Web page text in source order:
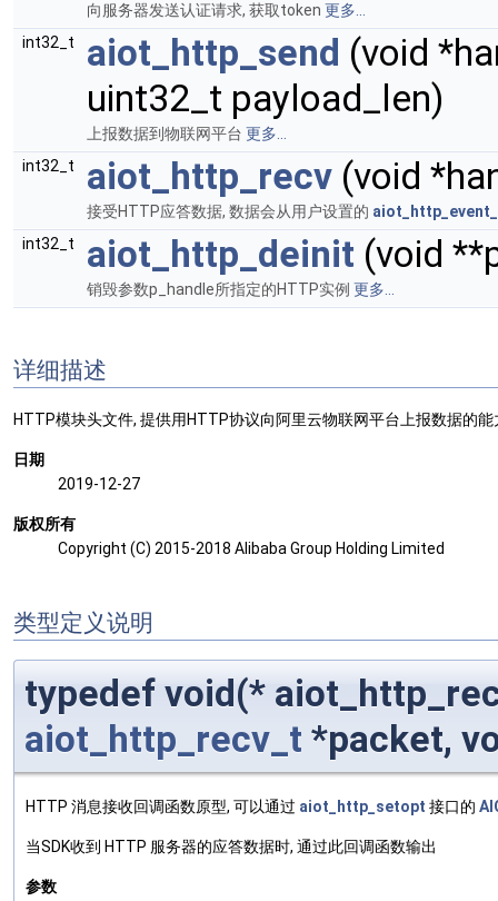
向服务器发送认证请求, 获取token 更多...
int32_t
aiot_http_send (void
uint32_t payload_len)
上报数据到物联网平台 更多...
int32_t
aiot_http_recv (void
接受HTTP应答数据, 数据会从用户设置的
int32_t
aiot_http_deinit (void
销毁参数p_handle所指定的HTTP实例 更多...
详细描述
HTTP模块头文件, 提供用HTTP协议向阿里云物联网平台上报数据的能
日期
2019-12-27
版权所有
Copyright (C) 2015-2018 Alibaba Group Holding Limited
类型定义说明
typedef void(*
aiot_http_recv_t *packet,
HTTP 消息接收回调函数原型, 可以通过 aiot_http_setopt 接口的
当SDK收到 HTTP 服务器的应答数据时, 通过此回调函数输出
参数